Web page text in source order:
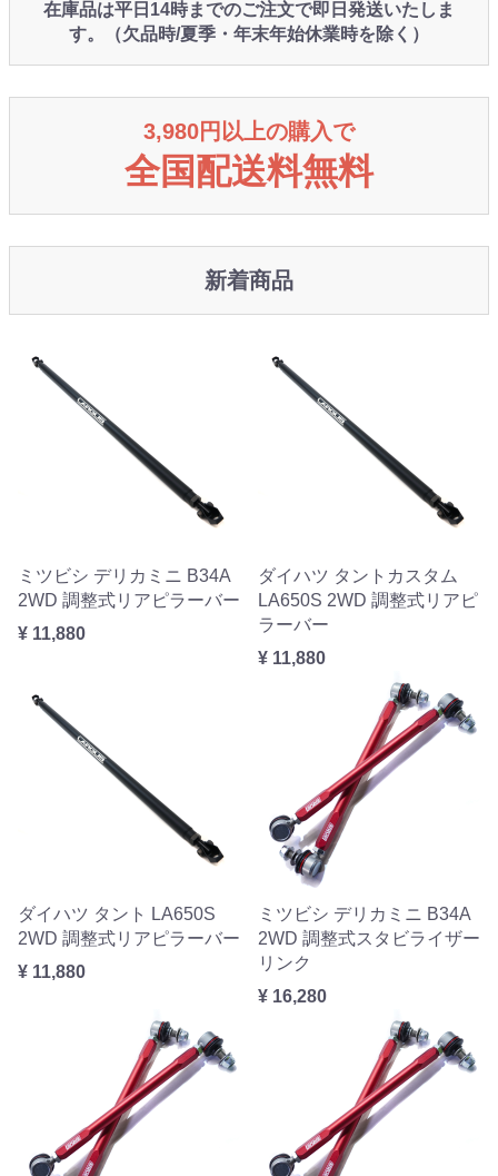
在庫品は平日14時までのご注文で即日発送いたしま
す。（欠品時/夏季・年末年始休業時を除く）
3,980円以上の購入で
全国配送料無料
新着商品
ミツビシ デリカミニ B34A
2WD 調整式リアピラーバー
¥ 11,880
ダイハツ タントカスタム
LA650S 2WD 調整式リアピ
ラーバー
¥ 11,880
ダイハツ タント LA650S
2WD 調整式リアピラーバー
¥ 11,880
ミツビシ デリカミニ B34A
2WD 調整式スタビライザー
リンク
¥ 16,280